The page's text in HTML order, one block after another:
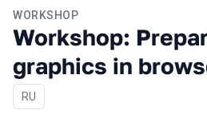
WORKSHOP
Workshop:
graphics in
In Russian
RU